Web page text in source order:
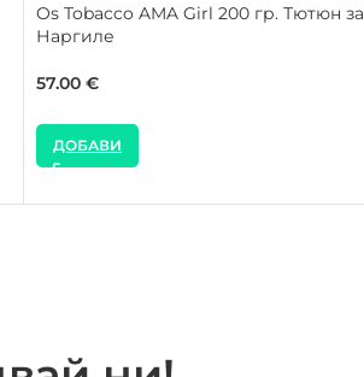
Os Tobacco AMA Girl 200 гр. Тютюн за
Наргиле
57.00 €
ДОБАВИ